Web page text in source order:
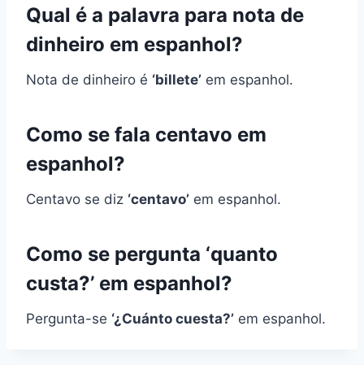
Qual é a palavra para nota de
dinheiro em espanhol?
Nota de dinheiro é ‘billete’ em espanhol.
Como se fala centavo em
espanhol?
Centavo se diz ‘centavo’ em espanhol.
Como se pergunta ‘quanto
custa?’ em espanhol?
Pergunta-se ‘¿Cuánto cuesta?’ em espanhol.